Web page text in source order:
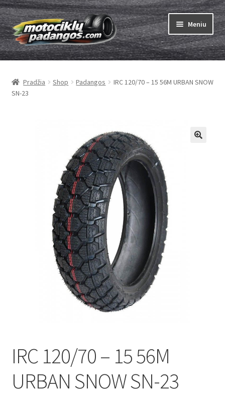
Pereiti
prie
meniu
Pereiti
prie
turinio
Meniu
Padangos
menu
Kameros
menu
Pradžia Shop Padangos
IRC 120/70 – 15 56M URBAN SNOW
SN-23
IRC 120/70 – 15 56M
URBAN SNOW SN-23